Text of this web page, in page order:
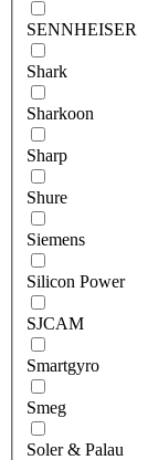
SENNHEISER
Shark
Sharkoon
Sharp
Shure
Siemens
Silicon Power
SJCAM
Smartgyro
Smeg
Soler & Palau